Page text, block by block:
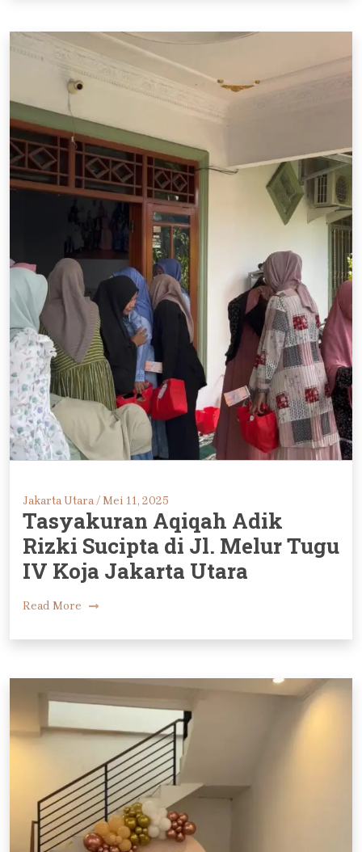
Jakarta Utara /Mei 11, 2025
Tasyakuran Aqiqah Adik
Rizki Sucipta di Jl. Melur Tugu
IV Koja Jakarta Utara
Read More